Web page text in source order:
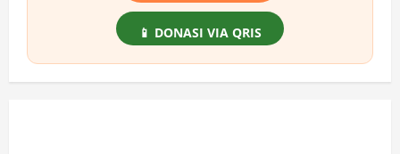
📱 DONASI VIA QRIS